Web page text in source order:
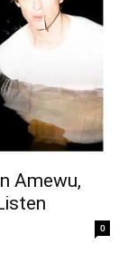
Amewu,
0